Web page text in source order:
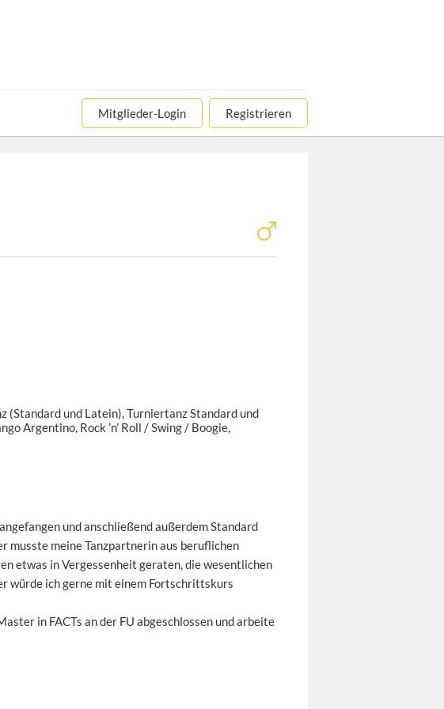
Mitglieder-Login Registrieren
(Standard und Latein), Turniertanz Standard und
Argentino, Rock ’n’ Roll / Swing / Boogie,
und anschließend außerdem Standard
musste meine Tanzpartnerin aus beruflichen
etwas in Vergessenheit geraten, die wesentlichen
würde ich gerne mit einem Fortschrittskurs
in FACTs an der FU abgeschlossen und arbeite